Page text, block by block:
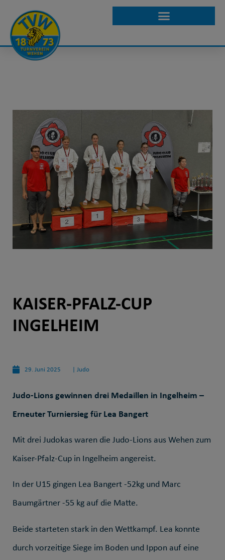
KAISER-PFALZ-CUP
INGELHEIM
29. Juni 2025 Judo
Judo-Lions gewinnen drei Medaillen in Ingelheim –
Erneuter Turniersieg für Lea Bangert
Mit drei Judokas waren die Judo-Lions aus Wehen zum
Kaiser-Pfalz-Cup in Ingelheim angereist.
In der U15 gingen Lea Bangert -52kg und Marc
Baumgärtner -55 kg auf die Matte.
Beide starteten stark in den Wettkampf. Lea konnte
durch vorzeitige Siege im Boden und Ippon auf eine